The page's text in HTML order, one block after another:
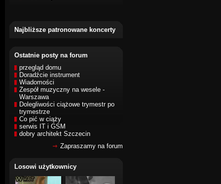
Najbliższe patronowane koncerty
Ostatnie posty na forum
przegląd domu
Doradźcie instrument
Wiadomości
Zespół muzyczny na wesele -
Warszawa
Dolegliwości ciążowe trymestr po
trymestrze
Co pić w ciąży
serwis IT i GSM
dobry architekt Szczecin
Zapraszamy na forum
Losowi użytkownicy